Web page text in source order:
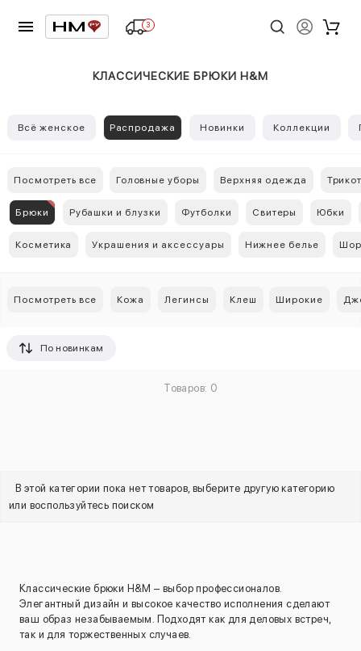
3
КЛАССИЧЕСКИЕ БРЮКИ H&M
Всё женское Распродажа Новинки Коллекции
Посмотреть все Головные уборы Верхняя одежда
Брюки Рубашки и блузки Футболки Свитеры Юбки
Косметика Украшения и аксессуары Нижнее белье
Посмотреть все Кожа Легинсы Клеш Широкие
По новинкам
Товаров: 0
В этой категории пока нет товаров, выберите другую категорию
или воспользуйтесь поиском
Классические брюки H&M – выбор профессионалов.
Элегантный дизайн и высокое качество исполнения сделают
ваш образ незабываемым. Подходят как для деловых встреч,
так и для торжественных случаев.